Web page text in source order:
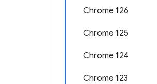
Chrome 126
Chrome 125
Chrome 124
Chrome 123